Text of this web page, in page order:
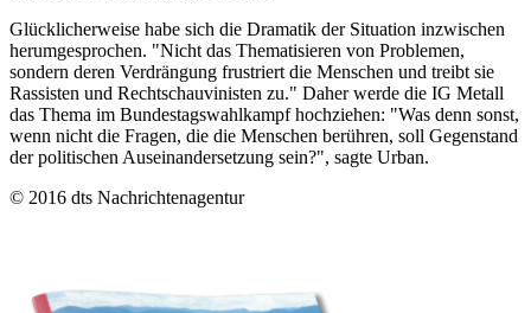
Glücklicherweise habe sich die Dramatik der Situation inzwischen
herumgesprochen. "Nicht das Thematisieren von Problemen,
sondern deren Verdrängung frustriert die Menschen und treibt sie
Rassisten und Rechtschauvinisten zu." Daher werde die IG Metall
das Thema im Bundestagswahlkampf hochziehen: "Was denn sonst,
wenn nicht die Fragen, die die Menschen berühren, soll Gegenstand
der politischen Auseinandersetzung sein?", sagte Urban.
© 2016 dts Nachrichtenagentur